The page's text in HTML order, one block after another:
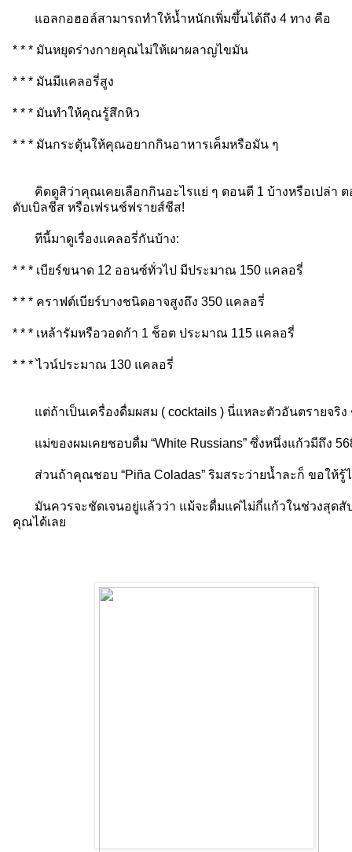
แอลกอฮอล์สามารถทำให้น้ำหนักเพิ่มขึ้นได้ถึง 4 ทาง คือ
* * * มันหยุดร่างกายคุณไม่ให้เผาผลาญไขมัน
* * * มันมีแคลอรี่สูง
* * * มันทำให้คุณรู้สึกหิว
* * * มันกระตุ้นให้คุณอยากกินอาหารเค็มหรือมัน ๆ
คิดดูสิว่าคุณเคยเลือกกินอะไรแย่ ๆ ตอนตี 1 บ้างหรือเปล่า ต
ดับเบิลชีส หรือเฟรนช์ฟรายส์ชีส!
ทีนี้มาดูเรื่องแคลอรี่กันบ้าง:
* * * เบียร์ขนาด 12 ออนซ์ทั่วไป มีประมาณ 150 แคลอรี่
* * * คราฟต์เบียร์บางชนิดอาจสูงถึง 350 แคลอรี่
* * * เหล้ารัมหรือวอดก้า 1 ช็อต ประมาณ 115 แคลอรี่
* * * ไวน์ประมาณ 130 แคลอรี่
แต่ถ้าเป็นเครื่องดื่มผสม ( cocktails ) นี่แหละตัวอันตรายจริง
แม่ของผมเคยชอบดื่ม “White Russians” ซึ่งหนึ่งแก้วมีถึง
ส่วนถ้าคุณชอบ “Piña Coladas” ริมสระว่ายน้ำละก็ ขอให้รู้
มันควรจะชัดเจนอยู่แล้วว่า แม้จะดื่มแค่ไม่กี่แก้วในช่วงสุดสั
คุณได้เลย